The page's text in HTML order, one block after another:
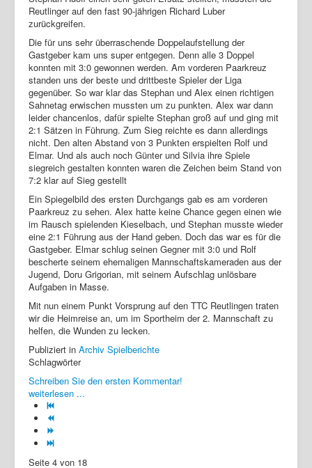
Reutlinger auf den fast 90-jährigen Richard Luber
zurückgreifen.
Die für uns sehr überraschende Doppelaufstellung der
Gastgeber kam uns super entgegen. Denn alle 3 Doppel
konnten mit 3:0 gewonnen werden. Am vorderen Paarkreuz
standen uns der beste und drittbeste Spieler der Liga
gegenüber. So war klar das Stephan und Alex einen richtigen
Sahnetag erwischen mussten um zu punkten. Alex war dann
leider chancenlos, dafür spielte Stephan groß auf und ging mit
2:1 Sätzen in Führung. Zum Sieg reichte es dann allerdings
nicht. Den alten Abstand von 3 Punkten erspielten Rolf und
Elmar. Und als auch noch Günter und Silvia ihre Spiele
siegreich gestalten konnten waren die Zeichen beim Stand von
7:2 klar auf Sieg gestellt
Ein Spiegelbild des ersten Durchgangs gab es am vorderen
Paarkreuz zu sehen. Alex hatte keine Chance gegen einen wie
im Rausch spielenden Kieselbach, und Stephan musste wieder
eine 2:1 Führung aus der Hand geben. Doch das war es für die
Gastgeber. Elmar schlug seinen Gegner mit 3:0 und Rolf
bescherte seinem ehemaligen Mannschaftskameraden aus der
Jugend, Doru Grigorian, mit seinem Aufschlag unlösbare
Aufgaben in Masse.
Mit nun einem Punkt Vorsprung auf den TTC Reutlingen traten
wir die Heimreise an, um im Sportheim der 2. Mannschaft zu
helfen, die Wunden zu lecken.
Publiziert in Archiv Spielberichte
Schlagwörter
Schreiben Sie den ersten Kommentar!
weiterlesen ...
Seite 4 von 18